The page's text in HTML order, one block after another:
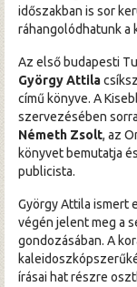
Archívum
időszakban is sor
ráhangolódhatunk a
Az első budapesti
György Attila
című könyve. A
szervezésében
Németh Zsolt, az
könyvet bemutatja
publicista.
György Attila ismert
végén jelent meg a
gondozásában. A
írásai hat részre